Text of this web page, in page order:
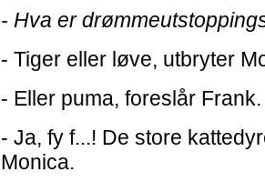
- Hva er
- Tiger eller løve, utbryter
- Eller puma, foreslår Frank.
- Ja, fy f...! De store
Monica.